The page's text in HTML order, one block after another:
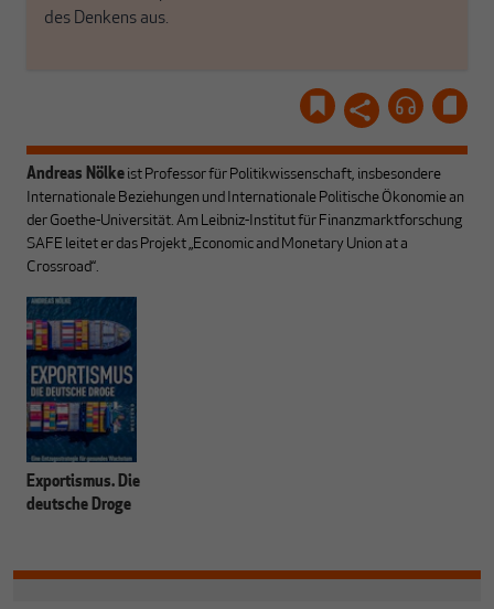
des Denkens aus.
Andreas Nölke ist Professor für Politikwissenschaft, insbesondere
Internationale Beziehungen und Internationale Politische Ökonomie an
der Goethe-Universität. Am Leibniz-Institut für Finanzmarktforschung
SAFE leitet er das Projekt „Economic and Monetary Union at a
Crossroad“.
Exportismus. Die
deutsche Droge